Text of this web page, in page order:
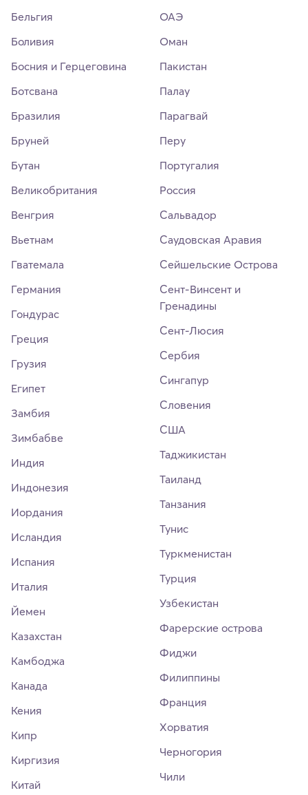
Бельгия
Боливия
Босния и Герцеговина
Ботсвана
Бразилия
Бруней
Бутан
Великобритания
Венгрия
Вьетнам
Гватемала
Германия
Гондурас
Греция
Грузия
Египет
Замбия
Зимбабве
Индия
Индонезия
Иордания
Исландия
Испания
Италия
Йемен
Казахстан
Камбоджа
Канада
Кения
Кипр
Киргизия
Китай
ОАЭ
Оман
Пакистан
Палау
Парагвай
Перу
Португалия
Россия
Сальвадор
Саудовская Аравия
Сейшельские Острова
Сент-Винсент и
Гренадины
Сент-Люсия
Сербия
Сингапур
Словения
США
Таджикистан
Таиланд
Танзания
Тунис
Туркменистан
Турция
Узбекистан
Фарерские острова
Фиджи
Филиппины
Франция
Хорватия
Черногория
Чили